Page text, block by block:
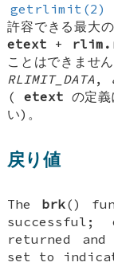
getrlimit(2)
許容できる最大
etext +
ことはできませ
RLIMIT_DATA ,
( etext の定
い)。
戻り値
The brk()
returned
set to